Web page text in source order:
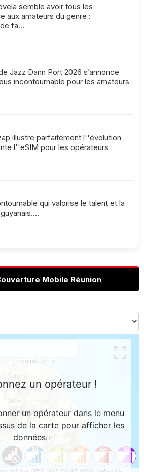
semble avoir tous les
aux amateurs du genre :
fa...
Jazz Dann Port 2026 s’annonce
incontournable pour les amateurs
illustre parfaitement l''évolution
l''eSIM pour les opérateurs
qui valorise le talent et la
Mobile Réunion